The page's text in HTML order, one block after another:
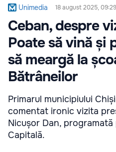
Unimedia 18 august 2025, 09:29
Ceban, despre
Poate să vină și
să meargă la
Bătrâneilor
Primarul municipiului
comentat ironic vizita
Nicușor Dan,
Capitală.